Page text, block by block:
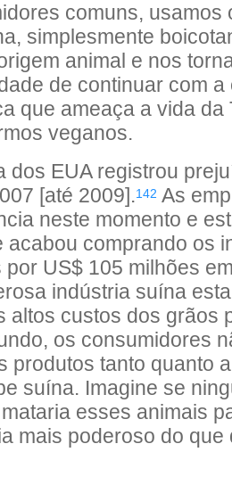
comuns, usamos
simplesmente
animal e nos
de continuar com a
que ameaça a vida da
veganos.
dos EUA registrou
[até 2009].142 As
neste momento e
acabou comprando os
US$ 105 milhões
indústria suína
altos custos dos grãos
os consumidores
produtos tanto quanto
suína. Imagine se
esses animais
mais poderoso do que